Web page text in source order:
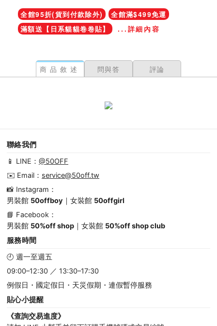
全館95折(貨到付款除外)
全館滿$499免運
滿額送【日系貓貓卷卷貼】
...詳細內容
商品敘述 問與答 評論